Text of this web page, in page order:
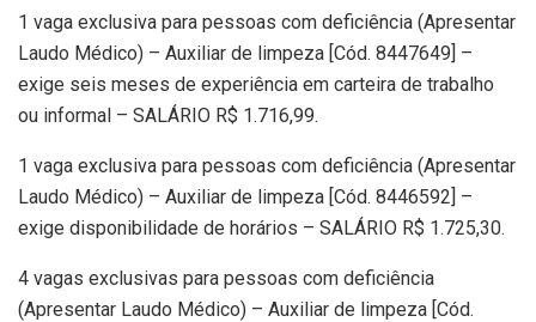
1 vaga exclusiva para pessoas com deficiência (Apresentar
Laudo Médico) – Auxiliar de limpeza [Cód. 8447649] –
exige seis meses de experiência em carteira de trabalho
ou informal – SALÁRIO R$ 1.716,99.
1 vaga exclusiva para pessoas com deficiência (Apresentar
Laudo Médico) – Auxiliar de limpeza [Cód. 8446592] –
exige disponibilidade de horários – SALÁRIO R$ 1.725,30.
4 vagas exclusivas para pessoas com deficiência
(Apresentar Laudo Médico) – Auxiliar de limpeza [Cód.